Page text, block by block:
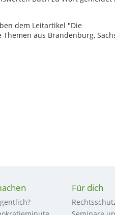
dem Leitartikel "Die
aus Brandenburg,
Für dich